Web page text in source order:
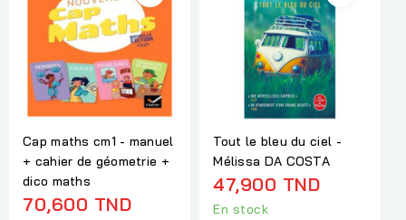
Cap maths cm1 - manuel
+ cahier de géometrie +
dico maths
70,600 TND
Tout le bleu du ciel -
Mélissa DA COSTA
47,900 TND
En stock